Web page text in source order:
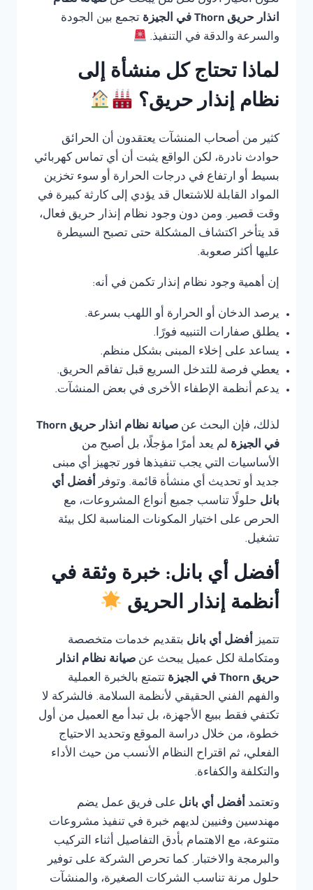
انذار حريق Thorn في الجيزة
تجمع بين الجودة
والسرعة والدقة في التنفيذ.
لماذا تحتاج كل منشأة إلى
نظام إنذار حريق؟
كثير من أصحاب المنشآت يعتقدون أن الحرائق
حوادث نادرة، لكن الواقع يثبت أن أي تماس كهربائي
بسيط أو ارتفاع في درجات الحرارة أو سوء تخزين
المواد القابلة للاشتعال قد يؤدي إلى كارثة كبيرة في
وقت قصير. ومن دون وجود نظام إنذار حريق فعال،
قد يتأخر اكتشاف المشكلة حتى تصبح السيطرة
عليها أكثر صعوبة.
إن أهمية وجود نظام إنذار تكمن في أنه:
يرصد الدخان أو الحرارة أو اللهب بسرعة.
يطلق صفارات التنبيه فورًا.
يساعد على إخلاء المبنى بشكل منظم.
يعطي فرصة للتدخل السريع قبل تفاقم الحريق.
يدعم أنظمة الإطفاء الأخرى في بعض المنشآت.
لذلك، فإن البحث عن
صيانة نظام انذار حريق Thorn
في الجيزة لم يعد أمرًا مؤجلًا، بل أصبح من
الأساسيات التي يجب تنفيذها فور تجهيز أي مبنى
جديد أو تحديث أي منشأة قائمة. وتوفر أفضل أي
بانل حلولًا تناسب جميع أنواع المشروعات، مع
الحرص على اختيار المكونات المناسبة لكل بيئة
تشغيل.
أفضل أي بانل: خبرة وثقة في
أنظمة إنذار الحريق
تتميز أفضل أي بانل بتقديم خدمات متخصصة
ومتكاملة لكل عميل يبحث عن صيانة نظام انذار
حريق Thorn في الجيزة
تتمتع بالخبرة العملية
والفهم الفني الحقيقي لأنظمة السلامة. فالشركة لا
تكتفي فقط ببيع الأجهزة، بل تبدأ مع العميل من أول
خطوة، من خلال دراسة الموقع وتحديد الاحتياج
الفعلي، ثم اقتراح النظام الأنسب من حيث الأداء
والتكلفة والكفاءة.
وتعتمد أفضل أي بانل على فريق عمل يضم
مهندسين وفنيين لديهم خبرة في تنفيذ مشروعات
متنوعة، مع الاهتمام بأدق التفاصيل أثناء التركيب
والبرمجة والاختبار. كما تحرص الشركة على توفير
حلول مرنة تناسب الشركات الصغيرة، والمنشآت